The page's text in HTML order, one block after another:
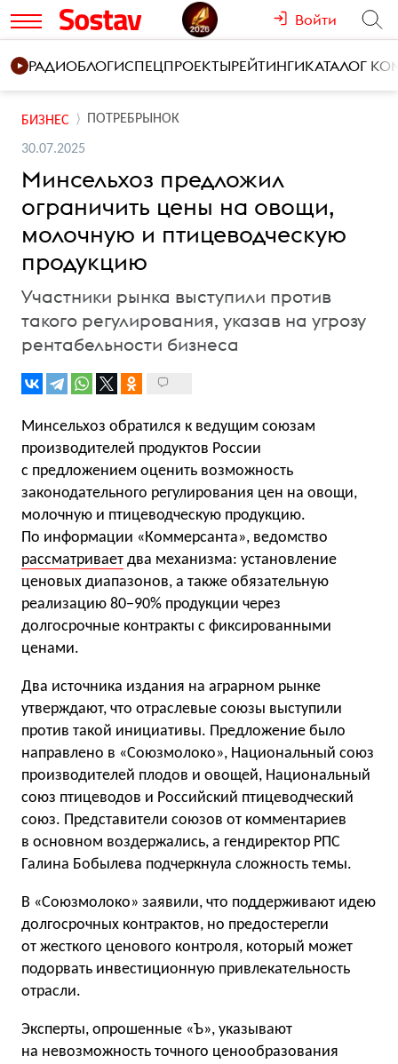
Войти
РАДИОБЛОГИСПЕЦПРОЕКТЫРЕЙТИНГИКАТАЛОГ
БИЗНЕС ПОТРЕБРЫНОК
30.07.2025
Минсельхоз предложил
ограничить цены на овощи,
молочную и птицеводческую
продукцию
Участники рынка выступили против
такого регулирования, указав на угрозу
рентабельности бизнеса
Минсельхоз обратился к ведущим союзам
производителей продуктов России
с предложением оценить возможность
законодательного регулирования цен на овощи,
молочную и птицеводческую продукцию.
По информации «Коммерсанта», ведомство
рассматривает два механизма: установление
ценовых диапазонов, а также обязательную
реализацию 80−90% продукции через
долгосрочные контракты с фиксированными
ценами.
Два источника издания на аграрном рынке
утверждают, что отраслевые союзы выступили
против такой инициативы. Предложение было
направлено в «Союзмолоко», Национальный союз
производителей плодов и овощей, Национальный
союз птицеводов и Российский птицеводческий
союз. Представители союзов от комментариев
в основном воздержались, а гендиректор РПС
Галина Бобылева подчеркнула сложность темы.
В «Союзмолоко» заявили, что поддерживают идею
долгосрочных контрактов, но предостерегли
от жесткого ценового контроля, который может
подорвать инвестиционную привлекательность
отрасли.
Эксперты, опрошенные «Ъ», указывают
на невозможность точного ценообразования